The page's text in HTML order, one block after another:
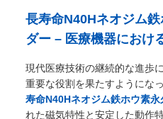
長寿命N40Hネオジム
ダー – 医療機器におけ
現代医療技術の継続的な進歩
重要な役割を果たすようにな
寿命N40Hネオジム鉄ホウ素
れた磁気特性と安定した動作